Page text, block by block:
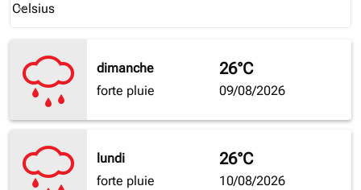
Celsius
keyboard_arrow_down
dimanche
forte pluie
26°C
09/08/2026
lundi
forte pluie
26°C
10/08/2026